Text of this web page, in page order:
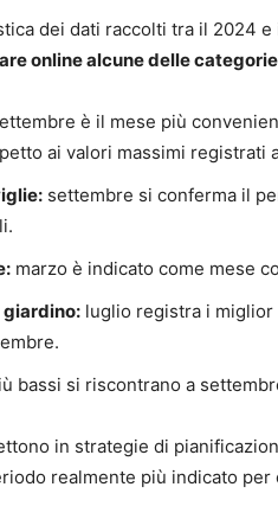
dei dati raccolti tra il 2024
online alcune delle
è il mese più
ai valori massimi registrati
settembre si conferma il
marzo è indicato come mese
giardino: luglio registra i miglior
bassi si riscontrano a
in strategie di
realmente più indicato